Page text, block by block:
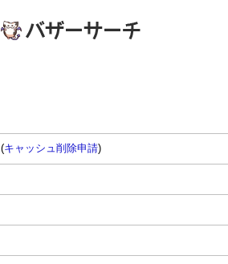
(キャッシュ削除申請)